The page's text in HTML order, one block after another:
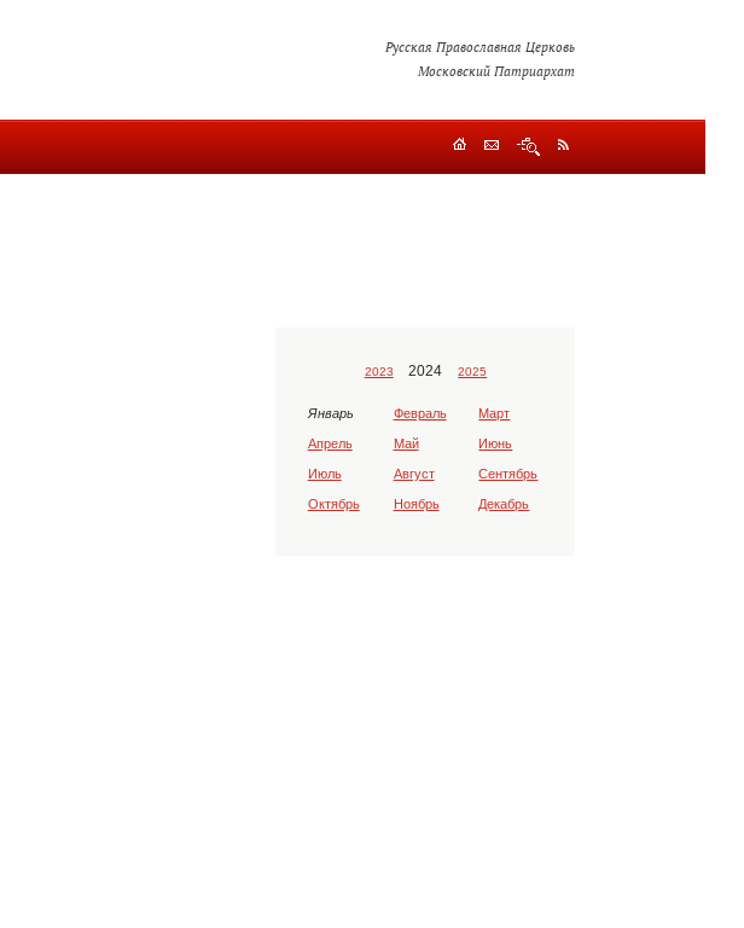
Русская Православная Церковь
Московский Патриархат
2023 2024 2025
Январь Февраль Март
Апрель Май Июнь
Июль Август Сентябрь
Октябрь Ноябрь Декабрь